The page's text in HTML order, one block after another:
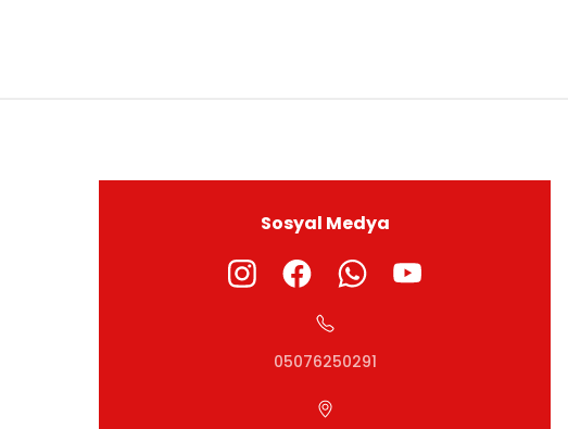
Sosyal Medya
05076250291